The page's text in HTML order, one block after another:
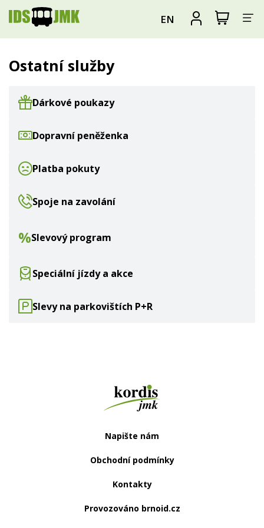
EN
Zobrazit
nákupní
košík
Ostatní služby
Dárkové poukazy
Dopravní peněženka
Platba pokuty
Spoje na zavolání
%Slevový program
Speciální jízdy a akce
Slevy na parkovištích P+R
Napište nám
Obchodní podmínky
Kontakty
Provozováno brnoid.cz